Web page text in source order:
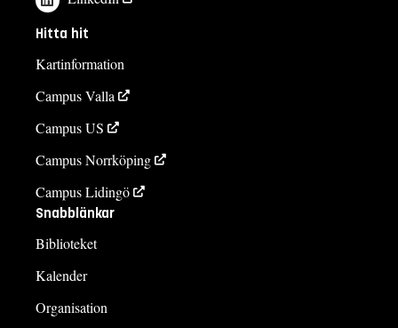
Hitta hit
Kartinformation
Campus Valla
Campus US
Campus Norrköping
Campus Lidingö
Snabblänkar
Biblioteket
Kalender
Organisation